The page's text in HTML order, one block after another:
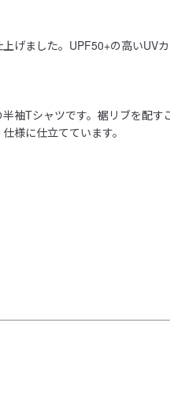
げました。UPF50+の高い
袖Tシャツです。裾リブを配
様に仕立てています。